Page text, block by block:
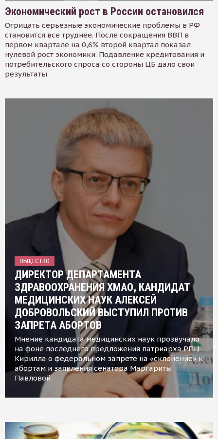
Экономический рост в России остановился
Отрицать серьезные экономические проблемы в РФ
становится все труднее. После сокращения ВВП в
первом квартале на 0,6% второй квартал показал
нулевой рост экономики. Подавление кредитования и
потребительского спроса со стороны ЦБ дало свои
результаты
ОБЩЕСТВО
ДИРЕКТОР ДЕПАРТАМЕНТА
ЗДРАВООХРАНЕНИЯ ХМАО, КАНДИДАТ
МЕДИЦИНСКИХ НАУК АЛЕКСЕЙ
ДОБРОВОЛЬСКИЙ ВЫСТУПИЛ ПРОТИВ
ЗАПРЕТА АБОРТОВ
Мнение кандидата медицинских наук прозвучало
на фоне последнего предложения патриарха РПЦ
Кирилла о федеральном запрете на «склонение» к
абортам и заявления сенатора Маргариты
Павловой